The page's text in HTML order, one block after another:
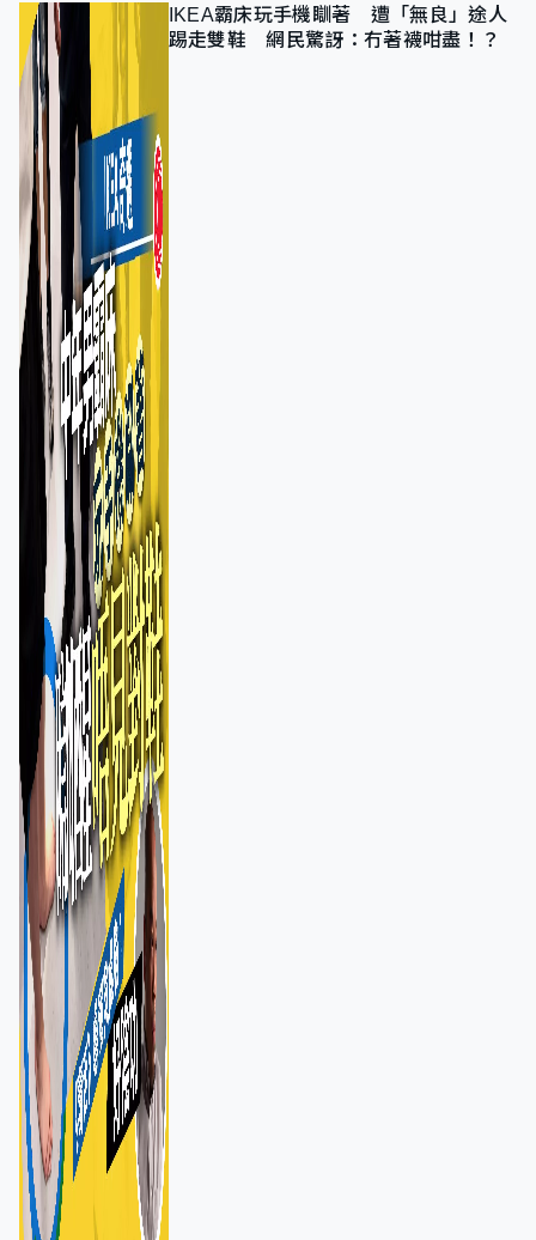
IKEA霸床玩手機瞓著 遭「無良」途人
踢走雙鞋 網民驚訝：冇著襪咁盡！？